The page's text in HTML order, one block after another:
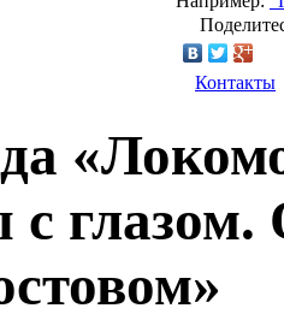
Контакты
глазом.